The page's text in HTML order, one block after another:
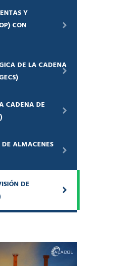
Y
CON
DE LA CADENA
CADENA DE
ALMACENES
DE